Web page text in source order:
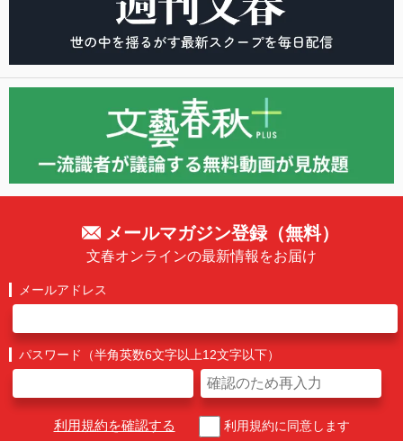
メールマガジン登録（無料）
文春オンラインの最新情報をお届け
メールアドレス
パスワード（半角英数6文字以上12文字以下）
利用規約を確認する 利用規約に同意します